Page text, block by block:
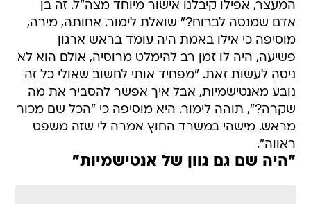
מוסיפה כי אילו באמת היה עומד בראש ארגון
פשיעה, היה לו זמן רב להימלט מרוסיה, אולם הוא לא
ניסה לעשות זאת. "מפחיד אותי לחשוב שאולי כל זה
נובע מאנטישמיות, אבל איך אפשר להסביר את מה
שקרה?", תוהה לימור. היא מוסיפה כי "הכל שם מכור
מראש. מישהי במשרד החוץ אמרה לי שזה משפט
ראווה".
"היה שם גם גוון של אנטישמיות"